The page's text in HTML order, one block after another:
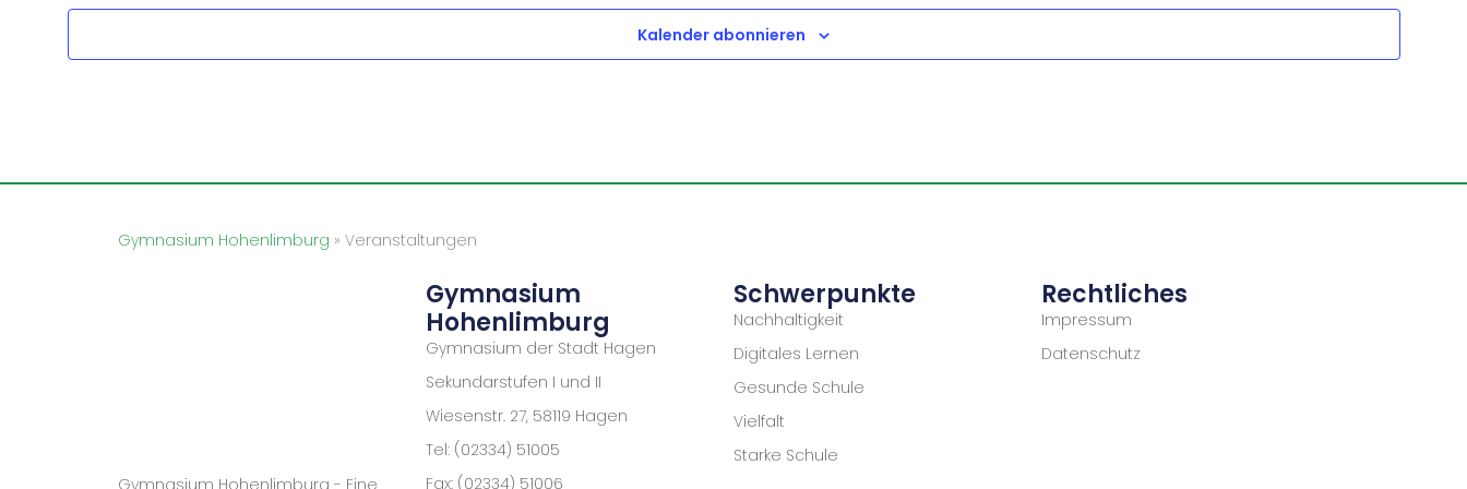
Kalender abonnieren
Gymnasium Hohenlimburg » Veranstaltungen
Gymnasium Hohenlimburg - Eine
Gymnasium
Hohenlimburg
Gymnasium der Stadt Hagen
Sekundarstufen I und II
Wiesenstr. 27, 58119 Hagen
Tel: (02334) 51005
Fax: (02334) 51006
Schwerpunkte
Nachhaltigkeit
Digitales Lernen
Gesunde Schule
Vielfalt
Starke Schule
Rechtliches
Impressum
Datenschutz